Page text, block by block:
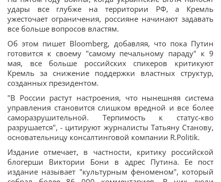
удары все глубже на территории РФ, а Кремль
ужесточает ограничения, россияне начинают задавать
все больше вопросов властям.
Об этом пишет Bloomberg, добавляя, что пока Путин
готовится к своему "самому печальному параду" к 9
мая, все больше российских спикеров критикуют
Кремль за снижение поддержки властных структур,
созданных президентом.
"В России растут настроения, что нынешняя система
управления становится слишком вредной и все более
саморазрушительной. Терпимость к статус-кво
разрушается", - цитируют журналисты Татьяну Станову,
основательницу консалтинговой компании R.Politik.
Издание отмечает, в частности, критику российской
блогерши Виктории Бони в адрес Путина. Ее пост
издание называет "культурным феноменом", который